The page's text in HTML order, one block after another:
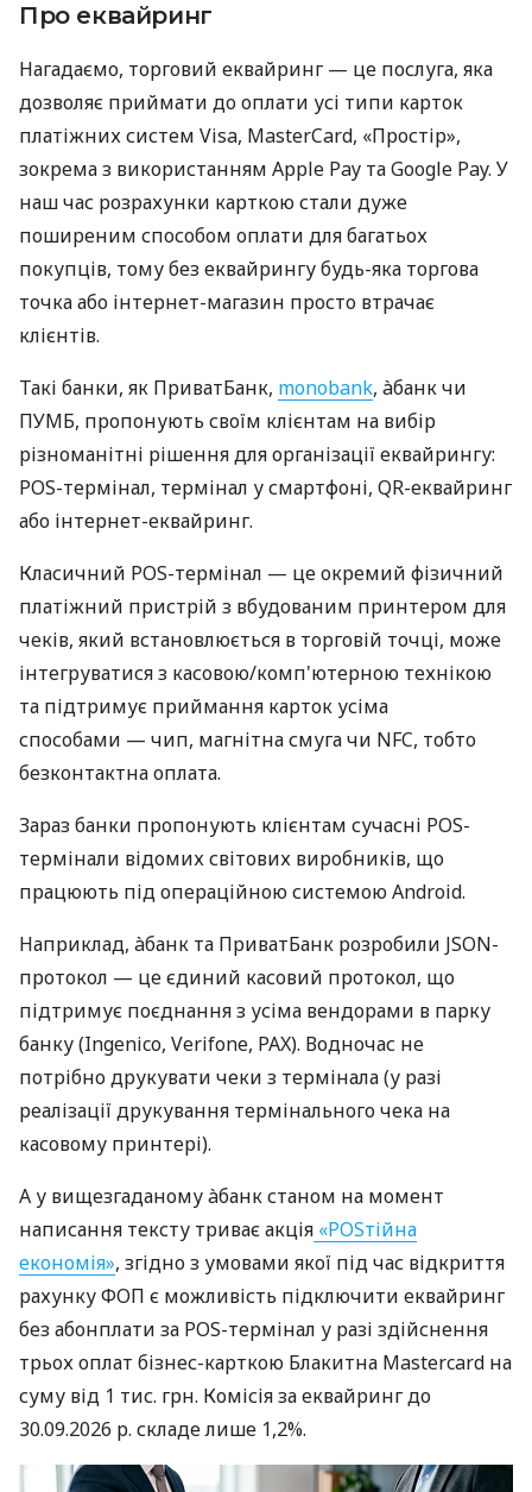
Про еквайринг
Нагадаємо, торговий еквайринг — це послуга, яка
дозволяє приймати до оплати усі типи карток
платіжних систем Visa, MasterCard, «Простір»,
зокрема з використанням Apple Pay та Google Pay. У
наш час розрахунки карткою стали дуже
поширеним способом оплати для багатьох
покупців, тому без еквайрингу будь-яка торгова
точка або інтернет-магазин просто втрачає
клієнтів.
Такі банки, як ПриватБанк, monobank, àбанк чи
ПУМБ, пропонують своїм клієнтам на вибір
різноманітні рішення для організації еквайрингу:
POS-термінал, термінал у смартфоні, QR-еквайринг
або інтернет-еквайринг.
Класичний POS-термінал — це окремий фізичний
платіжний пристрій з вбудованим принтером для
чеків, який встановлюється в торговій точці, може
інтегруватися з касовою/комп'ютерною технікою
та підтримує приймання карток усіма
способами — чип, магнітна смуга чи NFC, тобто
безконтактна оплата.
Зараз банки пропонують клієнтам сучасні POS-
термінали відомих світових виробників, що
працюють під операційною системою Android.
Наприклад, àбанк та ПриватБанк розробили JSON-
протокол — це єдиний касовий протокол, що
підтримує поєднання з усіма вендорами в парку
банку (Ingenico, Verifone, PAX). Водночас не
потрібно друкувати чеки з термінала (у разі
реалізації друкування термінального чека на
касовому принтері).
А у вищезгаданому àбанк станом на момент
написання тексту триває акція «POSтійна
економія», згідно з умовами якої під час відкриття
рахунку ФОП є можливість підключити еквайринг
без абонплати за POS-термінал у разі здійснення
трьох оплат бізнес-карткою Блакитна Mastercard на
суму від 1 тис. грн. Комісія за еквайринг до
30.09.2026 р. складе лише 1,2%.